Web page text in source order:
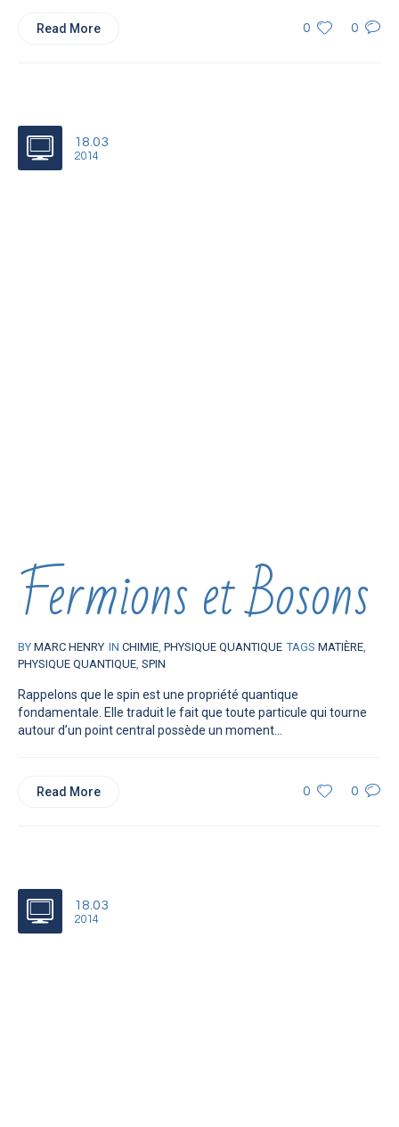
0 0
Read More
18.03
2014
Fermions et Bosons
BY MARC HENRY IN CHIMIE PHYSIQUE QUANTIQUE TAGS MATIÈRE
PHYSIQUE QUANTIQUE SPIN
Rappelons que le spin est une propriété quantique
fondamentale. Elle traduit le fait que toute particule qui tourne
autour d’un point central possède un moment...
0 0
Read More
18.03
2014